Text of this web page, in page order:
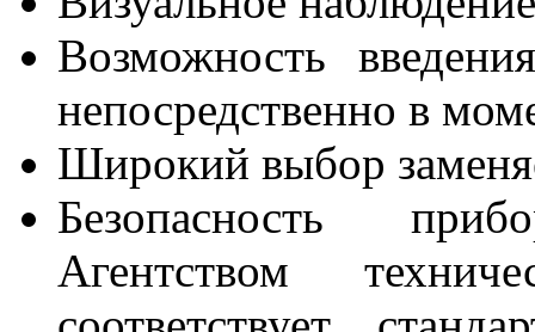
Возможность
непосредственно в
Широкий выбор
Безопасность
Aгентством